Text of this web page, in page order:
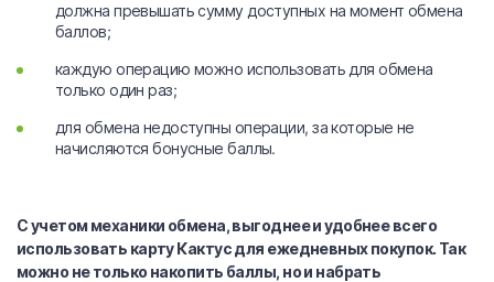
должна превышать сумму доступных на момент обмена
баллов;
каждую операцию можно использовать для обмена
только один раз;
для обмена недоступны операции, за которые не
начисляются бонусные баллы.
С учетом механики обмена, выгоднее и удобнее всего
использовать карту Кактус для ежедневных покупок. Так
можно не только накопить баллы, но и набрать